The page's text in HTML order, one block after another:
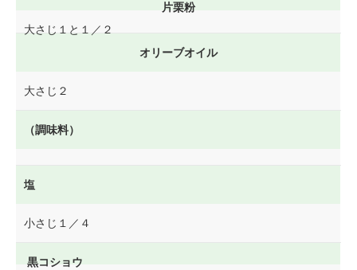
片栗粉
大さじ１と１／２
オリーブオイル
大さじ２
（調味料）
塩
小さじ１／４
黒コショウ